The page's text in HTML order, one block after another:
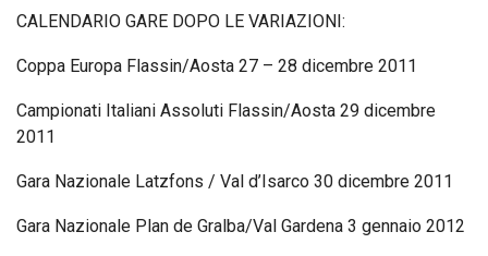
CALENDARIO GARE DOPO LE VARIAZIONI:
Coppa Europa Flassin/Aosta 27 – 28 dicembre 2011
Campionati Italiani Assoluti Flassin/Aosta 29 dicembre
2011
Gara Nazionale Latzfons / Val d’Isarco 30 dicembre 2011
Gara Nazionale Plan de Gralba/Val Gardena 3 gennaio 2012